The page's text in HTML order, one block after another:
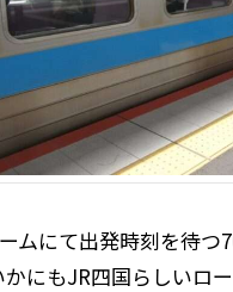
にて出発時刻を待つ
にもJR四国らしいロ